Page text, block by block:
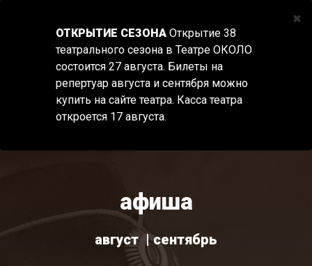
×
ОТКРЫТИЕ СЕЗОНА Открытие 38
театрального сезона в Театре ОКОЛО
состоится 27 августа. Билеты на
репертуар августа и сентября можно
купить на сайте театра. Касса театра
откроется 17 августа.
афиша
август сентябрь